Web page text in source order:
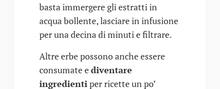
basta immergere gli estratti in
acqua bollente, lasciare in infusione
per una decina di minuti e filtrare.
Altre erbe possono anche essere
consumate ediventare
ingredientiper ricette un po’